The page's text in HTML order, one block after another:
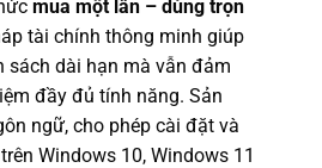
mua một lần – dùng trọn
tài chính thông minh giúp
sách dài hạn mà vẫn đảm
đầy đủ tính năng. Sản
ngữ, cho phép cài đặt và
Windows 10, Windows 11